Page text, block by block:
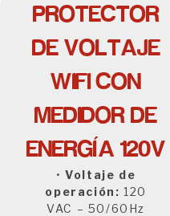
PROTECTOR
DE VOLTAJE
WIFI CON
MEDIDOR DE
ENERGÍA 120V
•Voltaje de
operación: 120
VAC – 50/60Hz